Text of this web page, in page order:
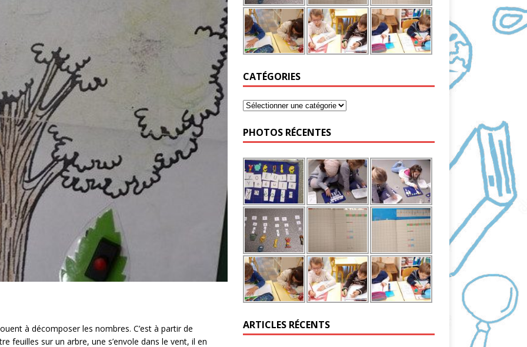
à décomposer les nombres. C’est à partir de
feuilles sur un arbre, une s’envole dans le vent, il en
CATÉGORIES
PHOTOS RÉCENTES
ARTICLES RÉCENTS